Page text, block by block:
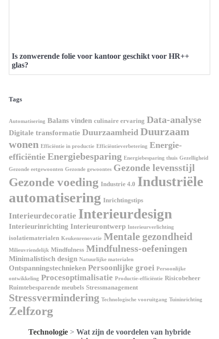
Is zonwerende folie voor kantoor geschikt voor HR++
glas?
Tags
Automatisering Balans vinden culinaire ervaring Data-analyse
Digitale transformatie Duurzaamheid Duurzaam
wonen Efficiëntie in productie Efficiëntieverbetering Energie-
efficiëntie Energiebesparing Energiebesparing thuis Gezelligheid
Gezonde eetgewoonten Gezonde gewoontes Gezonde levensstijl
Gezonde voeding Industrie 4.0 Industriële
automatisering Inrichtingstips
Interieurdecoratie Interieurdesign
Interieurinrichting Interieurontwerp Interieurverlichting
isolatiematerialen Keukenrenovatie Mentale gezondheid
Milieuvriendelijk Mindfulness Mindfulness-oefeningen
Minimalistisch design Natuurlijke materialen
Ontspanningstechnieken Persoonlijke groei Persoonlijke
ontwikkeling Procesoptimalisatie Productie-efficiëntie Risicobeheer
Ruimtebesparende meubels Stressmanagement
Stressvermindering Technologische vooruitgang Tuininrichting
Zelfzorg
Technologie > Wat zijn de voordelen van hybride